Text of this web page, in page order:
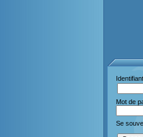
Identifiant
Mot de
Se